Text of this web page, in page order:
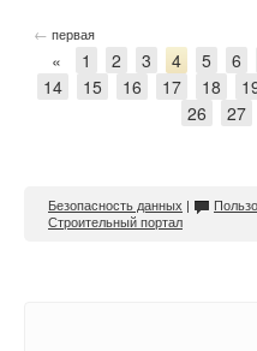
← первая
« 1 2 3 4 5 6
14
15 16 17 18
26
27
Безопасность данных |
Строительный портал